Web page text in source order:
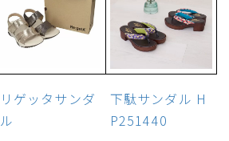
リゲッタサンダ
ル
下駄サンダル H
P251440